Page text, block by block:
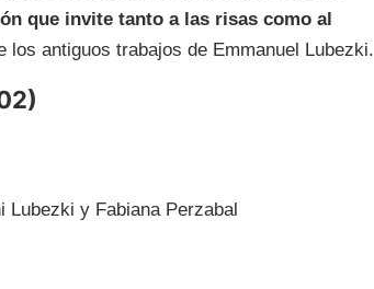
que invite tanto a las risas como al
antiguos trabajos de Emmanuel Lubezki.
y Fabiana Perzabal